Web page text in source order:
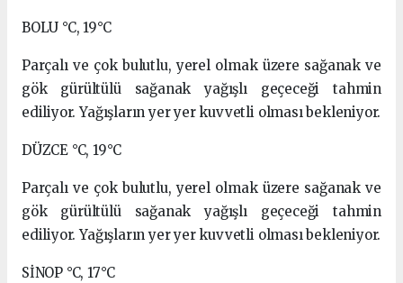
BOLU °C, 19°C
Parçalı ve çok bulutlu, yerel olmak üzere sağanak ve
gök gürültülü sağanak yağışlı geçeceği tahmin
ediliyor. Yağışların yer yer kuvvetli olması bekleniyor.
DÜZCE °C, 19°C
Parçalı ve çok bulutlu, yerel olmak üzere sağanak ve
gök gürültülü sağanak yağışlı geçeceği tahmin
ediliyor. Yağışların yer yer kuvvetli olması bekleniyor.
SİNOP °C, 17°C